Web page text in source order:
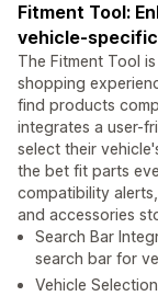
Fitment Tool:
vehicle-
The Fitment Tool
shopping
find products
integrates a user-
select their
the bet fit parts
compatibility
and accessories
Search Bar
search bar for
Vehicle